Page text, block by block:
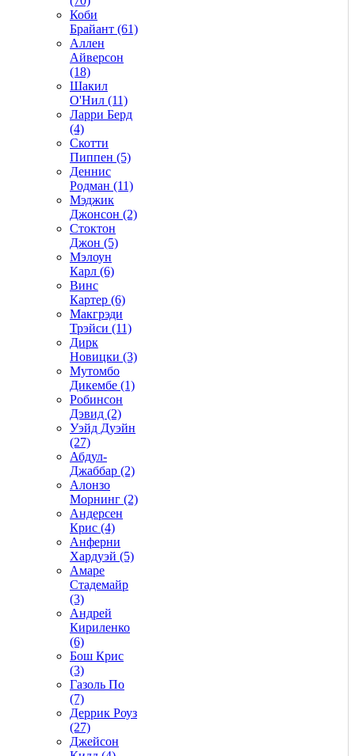
Коби
Брайант (61)
Аллен
Айверсон
(18)
Шакил
О'Нил (11)
Ларри Берд
(4)
Скотти
Пиппен (5)
Деннис
Родман (11)
Мэджик
Джонсон (2)
Стоктон
Джон (5)
Мэлоун
Карл (6)
Винс
Картер (6)
Макгрэди
Трэйси (11)
Дирк
Новицки (3)
Мутомбо
Дикембе (1)
Робинсон
Дэвид (2)
Уэйд Дуэйн
(27)
Абдул-
Джаббар (2)
Алонзо
Морнинг (2)
Андерсен
Крис (4)
Анферни
Xардуэй (5)
Амаре
Стадемайр
(3)
Андрей
Кириленко
(6)
Бош Крис
(3)
Газоль По
(7)
Деррик Роуз
(27)
Джейсон